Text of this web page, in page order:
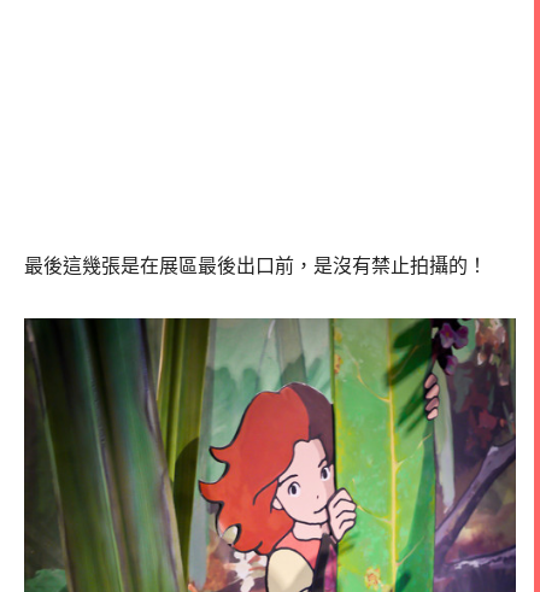
最後這幾張是在展區最後出口前，是沒有禁止拍攝的！